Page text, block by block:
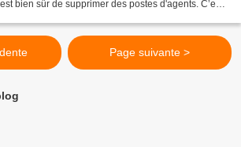
bien sûr de supprimer des postes d'agents. C’est
Page suivante >